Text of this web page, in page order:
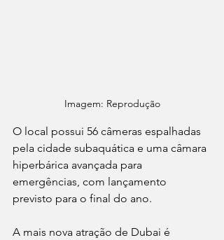
Imagem: Reprodução
O local possui 56 câmeras espalhadas
pela cidade subaquática e uma câmara
hiperbárica avançada para
emergências, com lançamento
previsto para o final do ano.
A mais nova atração de Dubai é